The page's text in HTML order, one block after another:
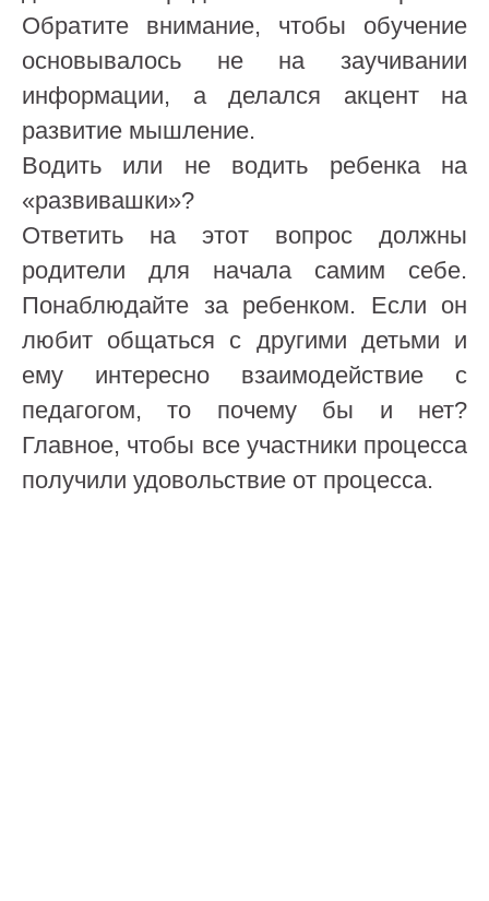
Обратите внимание, чтобы обучение
основывалось не на заучивании
информации, а делался акцент на
развитие мышление.
Водить или не водить ребенка на
«развивашки»?
Ответить на этот вопрос должны
родители для начала самим себе.
Понаблюдайте за ребенком. Если он
любит общаться с другими детьми и
ему интересно взаимодействие с
педагогом, то почему бы и нет?
Главное, чтобы все участники процесса
получили удовольствие от процесса.